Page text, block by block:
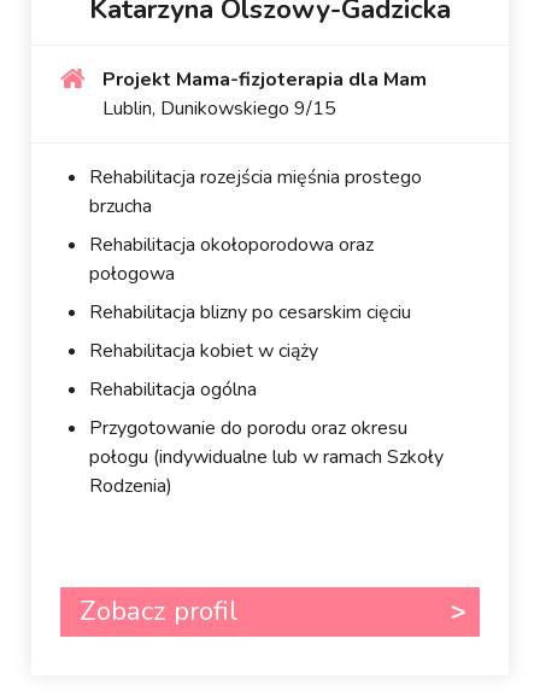
Katarzyna Olszowy-Gadzicka
Projekt Mama-fizjoterapia dla Mam
Lublin, Dunikowskiego 9/15
Rehabilitacja rozejścia mięśnia prostego
brzucha
Rehabilitacja okołoporodowa oraz
połogowa
Rehabilitacja blizny po cesarskim cięciu
Rehabilitacja kobiet w ciąży
Rehabilitacja ogólna
Przygotowanie do porodu oraz okresu
połogu (indywidualne lub w ramach Szkoły
Rodzenia)
Zobacz profil